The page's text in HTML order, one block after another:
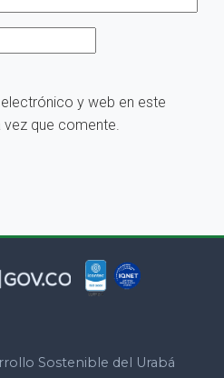
y web en este
que comente.
Sostenible del Urabá